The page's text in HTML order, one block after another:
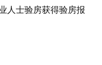
人士验房获得验房报